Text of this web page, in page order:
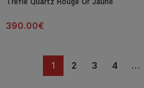
390.00€
1 2 3 4 …